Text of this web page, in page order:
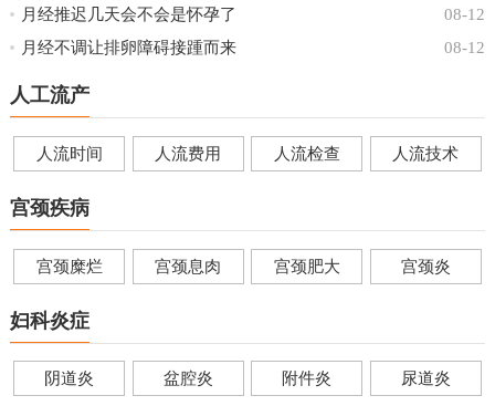
08-12
月经推迟几天会不会是怀孕了
08-12
月经不调让排卵障碍接踵而来
人工流产
人流时间 人流费用 人流检查 人流技术
宫颈疾病
宫颈糜烂 宫颈息肉 宫颈肥大 宫颈炎
妇科炎症
阴道炎 盆腔炎 附件炎 尿道炎